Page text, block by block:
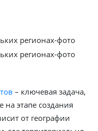
– ключевая задача,
этапе создания
от географии